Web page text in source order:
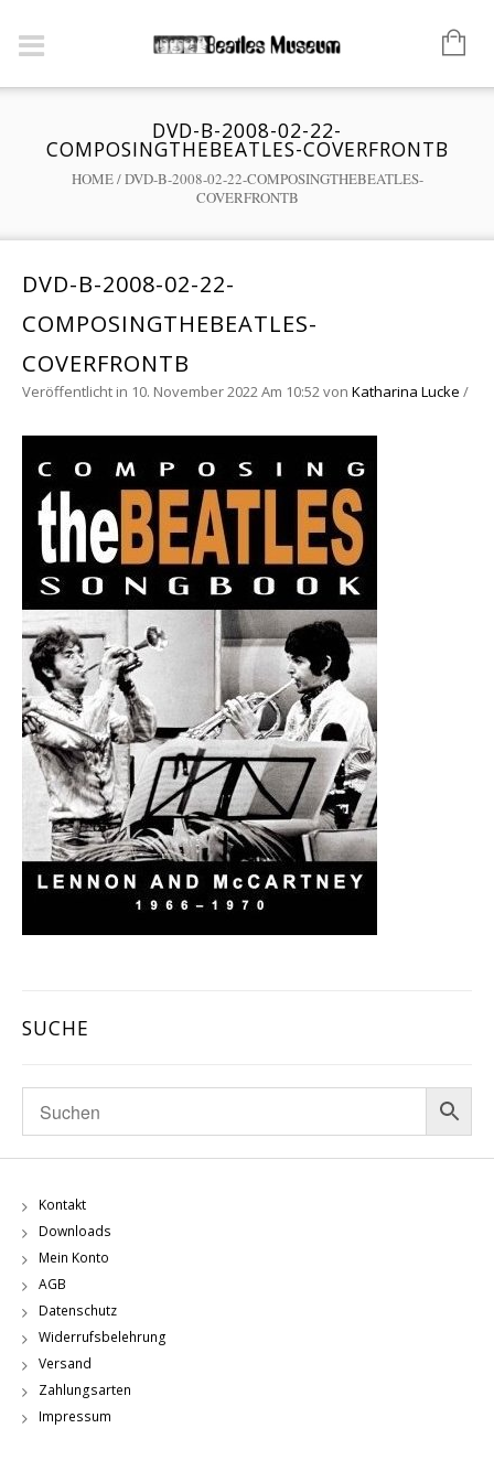
DVD-B-2008-02-22-
COMPOSINGTHEBEATLES-COVERFRONTB
HOME/DVD-B-2008-02-22-COMPOSINGTHEBEATLES-
COVERFRONTB
DVD-B-2008-02-22-
COMPOSINGTHEBEATLES-
COVERFRONTB
Veröffentlicht in 10. November 2022 Am 10:52von Katharina Lucke /
SUCHE
Kontakt
Downloads
Mein Konto
AGB
Datenschutz
Widerrufsbelehrung
Versand
Zahlungsarten
Impressum